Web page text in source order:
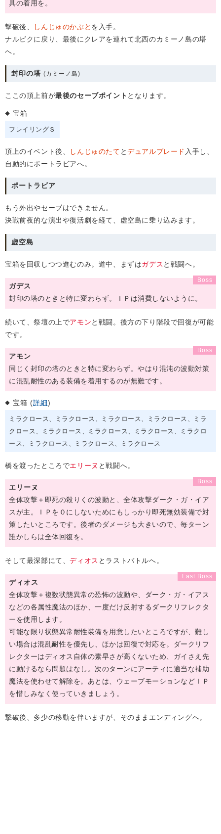
具の着用を。
撃破後、 しんじゅのかぶと を入手。
ナルビクに戻り、最後にクレアを連れて北西のカミーノ島の塔
へ。
封印の塔 (カミーノ島)
ここの頂上前が最後のセーブポイント となります。
宝箱
フレイリングＳ
頂上のイベント後、 しんじゅのたて とデュアルブレード 入手し、
自動的にポートラビアへ。
ポートラビア
もう外出やセーブはできません。
決戦前夜的な演出や復活劇を経て、虚空島に乗り込みます。
虚空島
宝箱を回収しつつ進むのみ。道中、まずはガデス と戦闘へ。
ガデス
封印の塔のときと特に変わらず。ＩＰは消費しないように。
続いて、祭壇の上でアモンと戦闘。後方の下り階段で回復が可能
です。
アモン
同じく封印の塔のときと特に変わらず。やはり混沌の波動対策
に混乱耐性のある装備を着用するのが無難です。
宝箱 (詳細)
ミラクロース ミラクロース ミラクロース ミラクロース
ミラ
クロース
ミラクロース ミラクロース ミラクロース
ミラクロ
ース
ミラクロース ミラクロース ミラクロース
橋を渡ったところでエリーヌ と戦闘へ。
エリーヌ
全体攻撃＋即死の殺りくの波動と、全体攻撃ダーク・ガ・イア
スが主。ＩＰを０にしないためにもしっかり即死無効装備で対
策したいところです。後者のダメージも大きいので、毎ターン
誰かしらは全体回復を。
そして最深部にて、ディオス とラストバトルへ。
ディオス
全体攻撃＋複数状態異常の恐怖の波動や、ダーク・ガ・イアス
などの各属性魔法のほか、一度だけ反射するダークリフレクタ
ーを使用します。
可能な限り状態異常耐性装備を用意したいところですが、難し
い場合は混乱耐性を優先し、ほかは回復で対応を。ダークリフ
レクターはディオス自体の素早さが高くないため、ガイさえ先
に動けるなら問題はなし。次のターンにアーティに適当な補助
魔法を使わせて解除を。あとは、ウェーブモーションなどＩＰ
を惜しみなく使っていきましょう。
撃破後、多少の移動を伴いますが、そのままエンディングへ。